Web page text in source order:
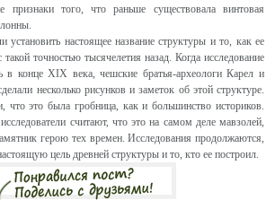
признаки того, что раньше существовала винтовая
установить настоящее название структуры и то, как ее
такой точностью тысячелетия назад. Когда исследование
в конце XIX века, чешские братья-археологи Карел и
несколько рисунков и заметок об этой структуре.
что это была гробница, как и большинство историков.
считают, что это на самом деле мавзолей,
герою тех времен. Исследования продолжаются,
цель древней структуры и то, кто ее построил.